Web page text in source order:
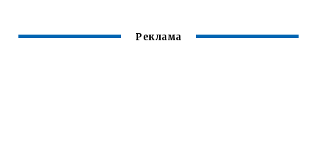
Реклама